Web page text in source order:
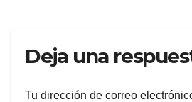
Deja una
Tu dirección de correo